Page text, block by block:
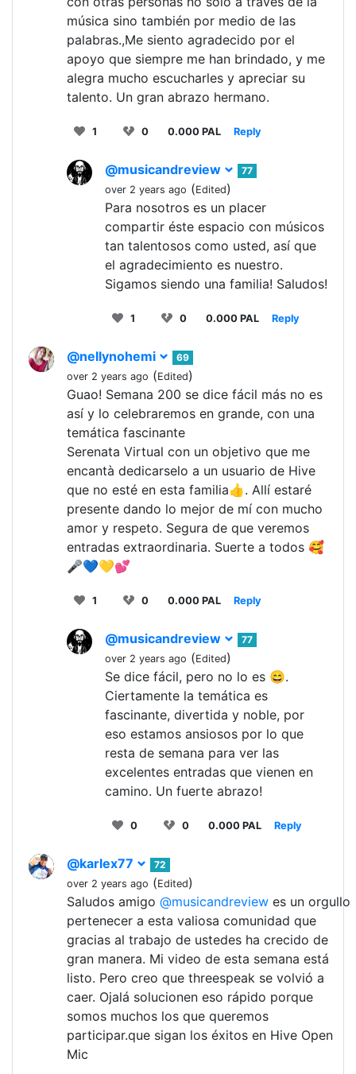
música sino también por medio de las
palabras.,Me siento agradecido por el
apoyo que siempre me han brindado, y me
alegra mucho escucharles y apreciar su
talento. Un gran abrazo hermano.
1 0 0.000 PAL Reply
@musicandreview
77
over 2 years ago (Edited)
Para nosotros es un placer
compartir éste espacio con músicos
tan talentosos como usted, así que
el agradecimiento es nuestro.
Sigamos siendo una familia! Saludos!
1 0 0.000 PAL Reply
@nellynohemi
69
over 2 years ago (Edited)
Guao! Semana 200 se dice fácil más no es
así y lo celebraremos en grande, con una
temática fascinante
Serenata Virtual con un objetivo que me
encantà dedicarselo a un usuario de Hive
que no esté en esta familia👍. Allí estaré
presente dando lo mejor de mí con mucho
amor y respeto. Segura de que veremos
entradas extraordinaria. Suerte a todos 🥰
🎤💙💛💕
1 0 0.000 PAL Reply
@musicandreview
77
over 2 years ago (Edited)
Se dice fácil, pero no lo es 😄.
Ciertamente la temática es
fascinante, divertida y noble, por
eso estamos ansiosos por lo que
resta de semana para ver las
excelentes entradas que vienen en
camino. Un fuerte abrazo!
0 0 0.000 PAL Reply
@karlex77
72
over 2 years ago (Edited)
Saludos amigo @musicandreview es un orgullo
pertenecer a esta valiosa comunidad que
gracias al trabajo de ustedes ha crecido de
gran manera. Mi video de esta semana está
listo. Pero creo que threespeak se volvió a
caer. Ojalá solucionen eso rápido porque
somos muchos los que queremos
participar.que sigan los éxitos en Hive Open
Mic